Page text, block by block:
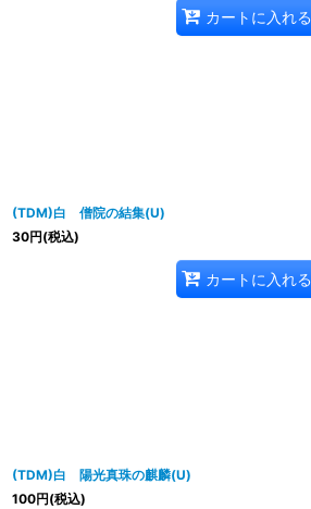
カートに入れる
(TDM)白 僧院の結集(U)
30円(税込)
カートに入れる
(TDM)白 陽光真珠の麒麟(U)
100円(税込)